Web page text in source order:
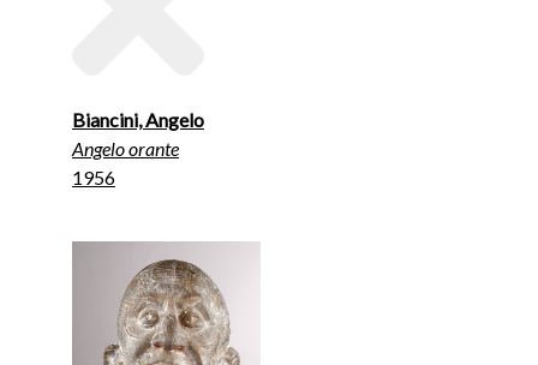
Biancini, Angelo
Angelo orante
1956